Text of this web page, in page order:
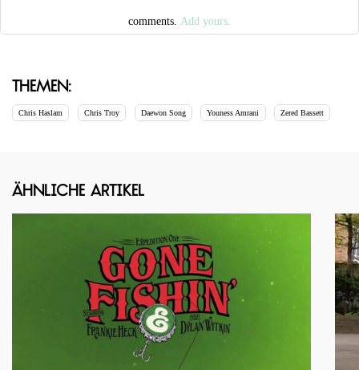
comments. Add yours.
Themen:
Chris Haslam Chris Troy Daewon Song Youness Amrani Zered Bassett
Ähnliche Artikel